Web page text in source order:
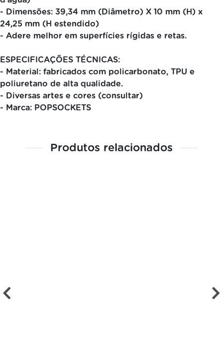
- Dimensões: 39,34 mm (Diâmetro) X 10 mm (H) x
24,25 mm (H estendido)
- Adere melhor em superfícies rígidas e retas.
ESPECIFICAÇÕES TÉCNICAS:
- Material: fabricados com policarbonato, TPU e
poliuretano de alta qualidade.
- Diversas artes e cores (consultar)
- Marca: POPSOCKETS
Produtos relacionados